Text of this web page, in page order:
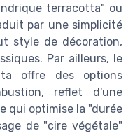
terracotta" ou
par une simplicité
style de décoration,
Par ailleurs, le
offre des options
reflet d'une
qui optimise la "durée
de "cire végétale"